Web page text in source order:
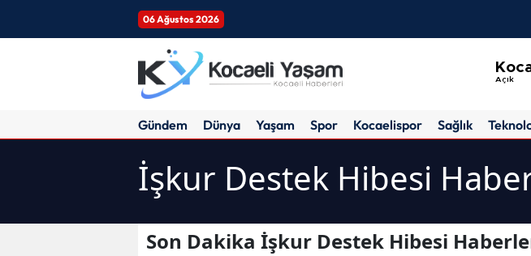
06 Ağustos 2026
Açık
Gündem Dünya Yaşam Spor Kocaelispor Sağlık
İşkur Destek Hibesi
Son Dakika İşkur Destek Hibesi